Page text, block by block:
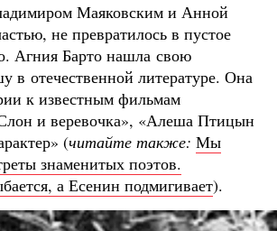
Маяковским и Анной
не превратилось в пустое
Агния Барто нашла свою
в отечественной литературе. Она
к известным фильмам
и веревочка», «Алеша Птицын
(читайте также: Мы
знаменитых поэтов.
а Есенин подмигивает).